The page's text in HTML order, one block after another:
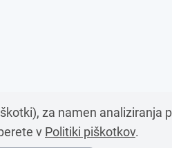
za namen analiziranja
v Politiki piškotkov.